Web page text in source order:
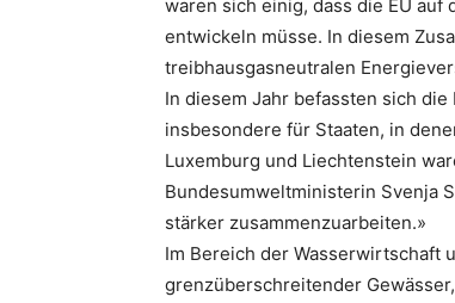
waren sich einig, dass die EU
entwickeln müsse. In diesem
treibhausgasneutralen
In diesem Jahr befassten sich
insbesondere für Staaten, in
Luxemburg und Liechtenstein
Bundesumweltministerin Svenja
stärker zusammenzuarbeiten.»
Im Bereich der Wasserwirtschaft
grenzüberschreitender